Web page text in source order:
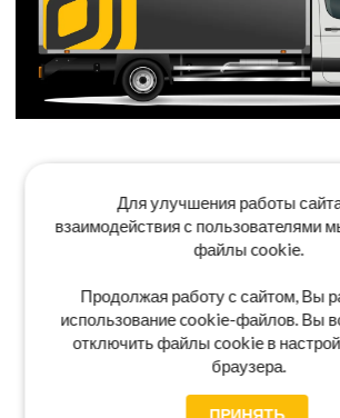
Для улучшения работы
взаимодействия с пользователями
файлы cookie.
Продолжая работу с сайтом, Вы
использование cookie-файлов. Вы
отключить файлы cookie в
браузера.
ПРИНЯТЬ